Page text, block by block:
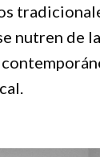
nutren de